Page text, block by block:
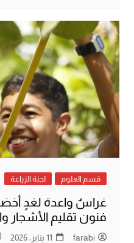
قسم العلوم لجنة الزراعة
غراسٌ واعدة لغدٍ
فنون تقليم الأشجار
farabi 11 يناير، 2026